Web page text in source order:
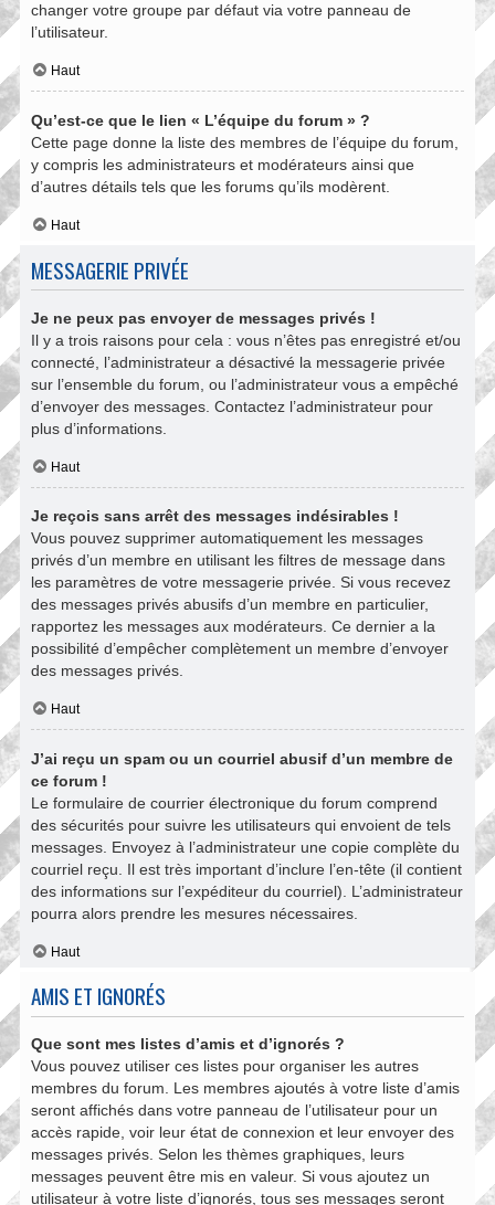
changer votre groupe par défaut via votre panneau de
l’utilisateur.
Haut
Qu’est-ce que le lien « L’équipe du forum » ?
Cette page donne la liste des membres de l’équipe du forum,
y compris les administrateurs et modérateurs ainsi que
d’autres détails tels que les forums qu’ils modèrent.
Haut
MESSAGERIE PRIVÉE
Je ne peux pas envoyer de messages privés !
Il y a trois raisons pour cela : vous n’êtes pas enregistré et/ou
connecté, l’administrateur a désactivé la messagerie privée
sur l’ensemble du forum, ou l’administrateur vous a empêché
d’envoyer des messages. Contactez l’administrateur pour
plus d’informations.
Haut
Je reçois sans arrêt des messages indésirables !
Vous pouvez supprimer automatiquement les messages
privés d’un membre en utilisant les filtres de message dans
les paramètres de votre messagerie privée. Si vous recevez
des messages privés abusifs d’un membre en particulier,
rapportez les messages aux modérateurs. Ce dernier a la
possibilité d’empêcher complètement un membre d’envoyer
des messages privés.
Haut
J’ai reçu un spam ou un courriel abusif d’un membre de
ce forum !
Le formulaire de courrier électronique du forum comprend
des sécurités pour suivre les utilisateurs qui envoient de tels
messages. Envoyez à l’administrateur une copie complète du
courriel reçu. Il est très important d’inclure l’en-tête (il contient
des informations sur l’expéditeur du courriel). L’administrateur
pourra alors prendre les mesures nécessaires.
Haut
AMIS ET IGNORÉS
Que sont mes listes d’amis et d’ignorés ?
Vous pouvez utiliser ces listes pour organiser les autres
membres du forum. Les membres ajoutés à votre liste d’amis
seront affichés dans votre panneau de l’utilisateur pour un
accès rapide, voir leur état de connexion et leur envoyer des
messages privés. Selon les thèmes graphiques, leurs
messages peuvent être mis en valeur. Si vous ajoutez un
utilisateur à votre liste d’ignorés, tous ses messages seront